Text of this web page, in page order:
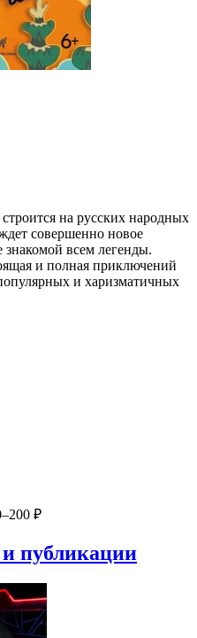
на русских народных
совершенно новое
всем легенды.
и полная приключений
и харизматичных
₽
и публикации